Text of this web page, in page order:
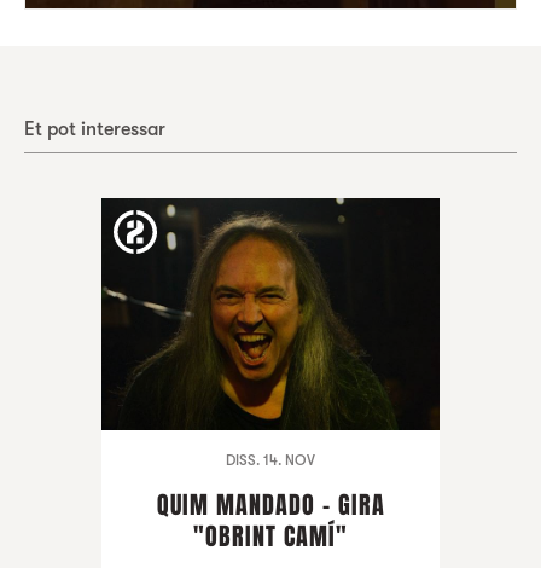
Et pot interessar
DISS. 14. NOV
QUIM MANDADO - GIRA
"OBRINT CAMÍ"